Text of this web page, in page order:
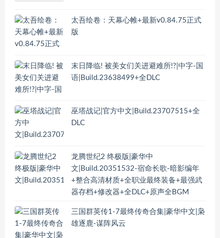
太吾绘卷：天幕心帷+最新v0.84.75正式
版
末日降临! 被美女们关进避难所!?|中字-国
语|Build.23638499+全DLC
巫塔战记|官方中文|Build.23707515+全
DLC
龙腾世纪2 终极版|豪华中
文|Build.20351532-宿命长歌-暗影编年
+整合高清材质+全职业最终装备+最强武
器存档+修改器+全DLC+原声全BGM
三国群英传1-7最终传奇合集|豪华中文|枭
雄逐鹿-谋阵风云